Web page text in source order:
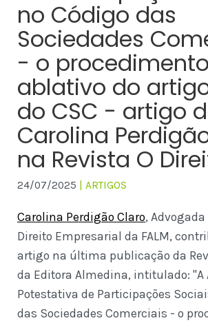
no Código das
Sociedades
- o procedimento
ablativo do
do CSC - artigo
Carolina
na Revista O
24/07/2025 | ARTIGOS
Carolina Perdigão Claro,
Direito Empresarial da FALM,
artigo na última publicação da
da Editora Almedina, intitulado: "A
Potestativa de Participações
das Sociedades Comerciais - o